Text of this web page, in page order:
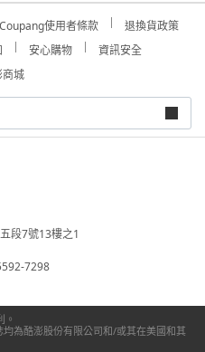
Coupang使用者條款
退換貨政策
安心購物
資訊安全
商城
段7號13樓之1
7298
為酷澎股份有限公司和/或其在美國和其